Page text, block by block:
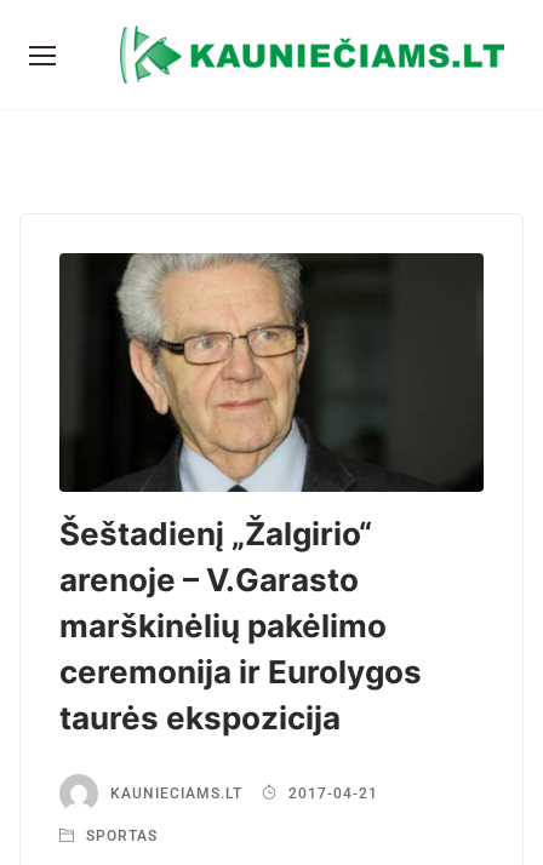
Šeštadienį „Žalgirio“
arenoje – V.Garasto
marškinėlių pakėlimo
ceremonija ir Eurolygos
taurės ekspozicija
KAUNIECIAMS.LT 2017-04-21
SPORTAS